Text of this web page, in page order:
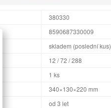
380330
8590687330009
skladem (poslední kus)
12 / 72 / 288
1 ks
340×130×220 mm
od 3 let